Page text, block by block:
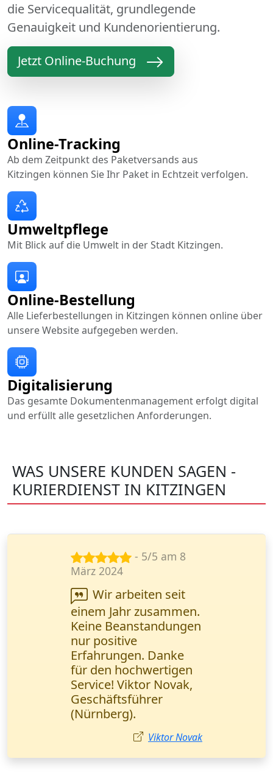
die Servicequalität, grundlegende
Genauigkeit und Kundenorientierung.
Jetzt Online-Buchung
Online-Bestellung
Alle Lieferbestellungen in Kitzingen können online über
unsere Website aufgegeben werden.
Online-Tracking
Ab dem Zeitpunkt des Paketversands aus
Kitzingen können Sie Ihr Paket in Echtzeit verfolgen.
Digitalisierung
Das gesamte Dokumentenmanagement erfolgt digital
und erfüllt alle gesetzlichen Anforderungen.
Umweltpflege
Mit Blick auf die Umwelt in der Stadt Kitzingen.
WAS UNSERE KUNDEN SAGEN -
KURIERDIENST IN KITZINGEN
- 3/5 am 16
Apr. 2024
Ich habe eine
dringende Lieferung
von Kleingut (1 Palette)
bestellt. Alles schnell,
aber der Fahrer war
wegen Stau leicht
verspätet. Insgesamt
guter Service.